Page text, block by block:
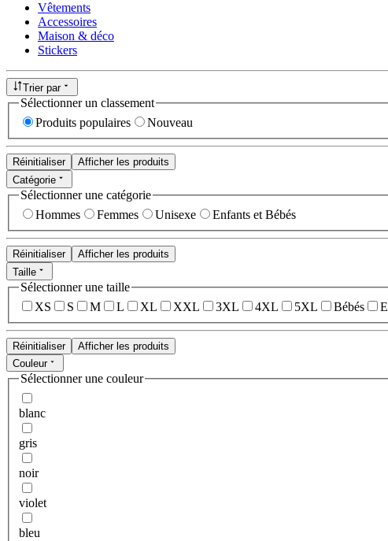
Vêtements
Accessoires
Maison & déco
Stickers
Trier par
Sélectionner un classement
Produits populaires
Nouveau
Réinitialiser
Afficher les produits
Catégorie
Sélectionner une catégorie
Hommes
Femmes Unisexe Enfants et Bébés
Réinitialiser
Afficher les produits
Taille
Sélectionner une taille
XS
S M L XL XXL 3XL 4XL 5XL Bébés
Réinitialiser
Afficher les produits
Couleur
Sélectionner une couleur
blanc
gris
noir
violet
bleu